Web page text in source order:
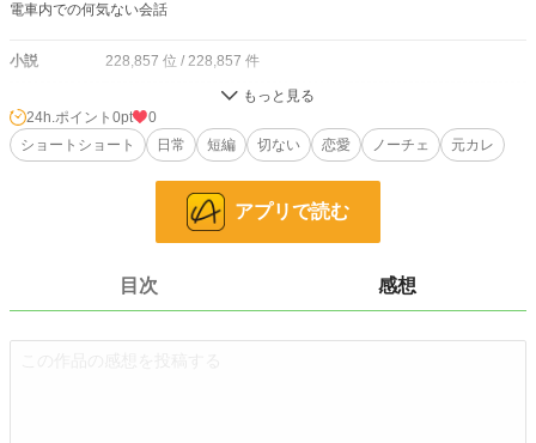
電車内での何気ない会話
小説 228,857 位 / 228,857 件
66,377 位 / 66,377 件
お気に入り 1
初回公開日時 2022.02.12 23:12
24h.ポイント 0pt
0
ショートショート
日常 短編 切ない 恋愛 ノーチェ 元カレ
アプリで読む
目次 感想